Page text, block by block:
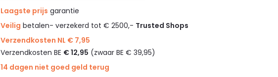
Laagste prijs garantie
Veilig betalen- verzekerd tot € 2500,- Trusted Shops
Verzendkosten NL € 7,95
Verzendkosten BE € 12,95 (zwaar BE € 39,95)
14 dagen niet goed geld terug